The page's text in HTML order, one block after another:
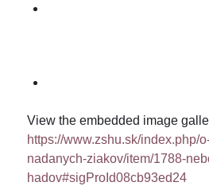
View the embedded image
https://www.zshu.sk/index.php/
nadanych-ziakov/item/1788-
hadov#sigProId08cb93ed24